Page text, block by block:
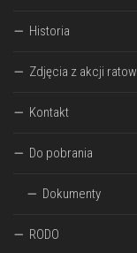
Historia
Zdjęcia z akcji
Kontakt
Do pobrania
Dokumenty
RODO